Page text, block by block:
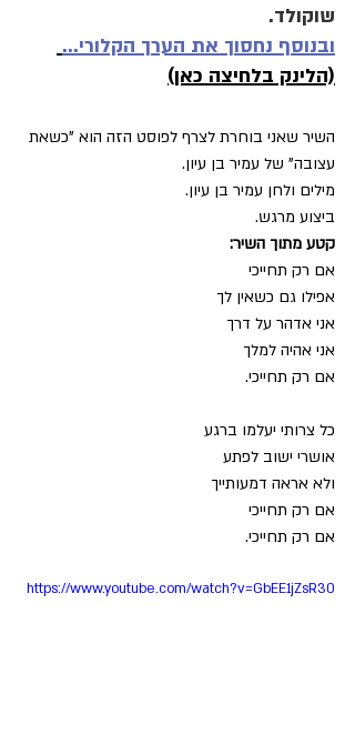
שוקולד.
ובנוסף נחסוך את הערך הקלורי...
(הלינק בלחיצה כאן)
השיר שאני בוחרת לצרף לפוסט הזה הוא "כשאת
עצובה" של עמיר בן עיון.
מילים ולחן עמיר בן עיון.
ביצוע מרגש.
קטע מתוך השיר:
אם רק תחייכי
אפילו גם כשאין לך
אני אדהר על דרך
אני אהיה למלך
אם רק תחייכי.
כל צרותי יעלמו ברגע
אושרי ישוב לפתע
ולא אראה דמעותייך
אם רק תחייכי
אם רק תחייכי.
https://www.youtube.com/watch?v=GbEE1jZsR30